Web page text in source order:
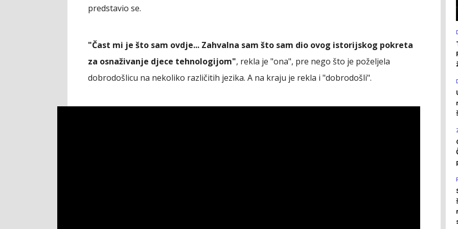
predstavio se.
"Čast mi je što sam ovdje... Zahvalna sam što sam dio ovog istorijskog pokreta
za osnaživanje djece tehnologijom", rekla je "ona", pre nego što je poželjela
dobrodošlicu na nekoliko različitih jezika. A na kraju je rekla i "dobrodošli".